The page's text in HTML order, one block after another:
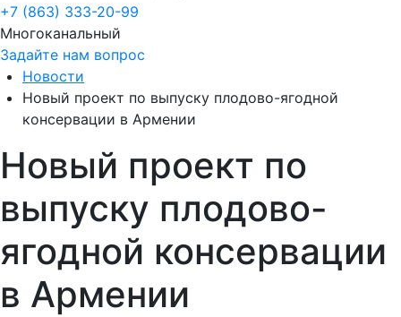
+7 (863) 333-20-99
Многоканальный
Задайте нам вопрос
Новости
Новый проект по выпуску плодово-ягодной
консервации в Армении
Новый проект по
выпуску плодово-
ягодной консервации
в Армении